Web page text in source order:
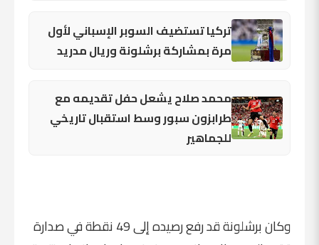
تركيا تستضيف السوبر الإسباني لأول
مرة بمشاركة برشلونة وريال مدريد
محمد صلاح يشعل حفل تقديمه مع
طرابزون سبور وسط استقبال تاريخي
للجماهير
وكان برشلونة قد رفع رصيده إلى 49 نقطة في صدارة